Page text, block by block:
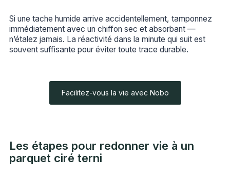
Si une tache humide arrive accidentellement, tamponnez
immédiatement avec un chiffon sec et absorbant —
n’étalez jamais. La réactivité dans la minute qui suit est
souvent suffisante pour éviter toute trace durable.
Facilitez-vous la vie avec Nobo
Les étapes pour redonner vie à un
parquet ciré terni